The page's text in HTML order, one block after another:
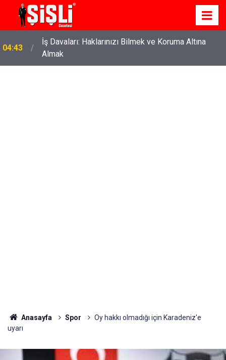
04:43
İş Davaları: Haklarınızı Bilmek ve Koruma Altına
Almak
Anasayfa Spor
Oy hakkı olmadığı için Karadeniz'e
uyarı